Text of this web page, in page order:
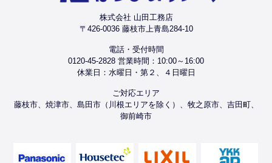
株式会社 山田工務店
〒426-0036 藤枝市上青島284-10
電話・受付時間
0120-45-2828 営業時間：10:00～16:00
休業日：水曜日・第２、４日曜日
ご対応エリア
藤枝市、焼津市、島田市（川根エリアを除く）、牧之原市、吉田町、
御前崎市